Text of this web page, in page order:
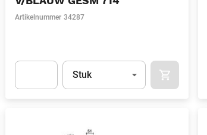
Artikelnummer 34287
Eenheid
Stuk